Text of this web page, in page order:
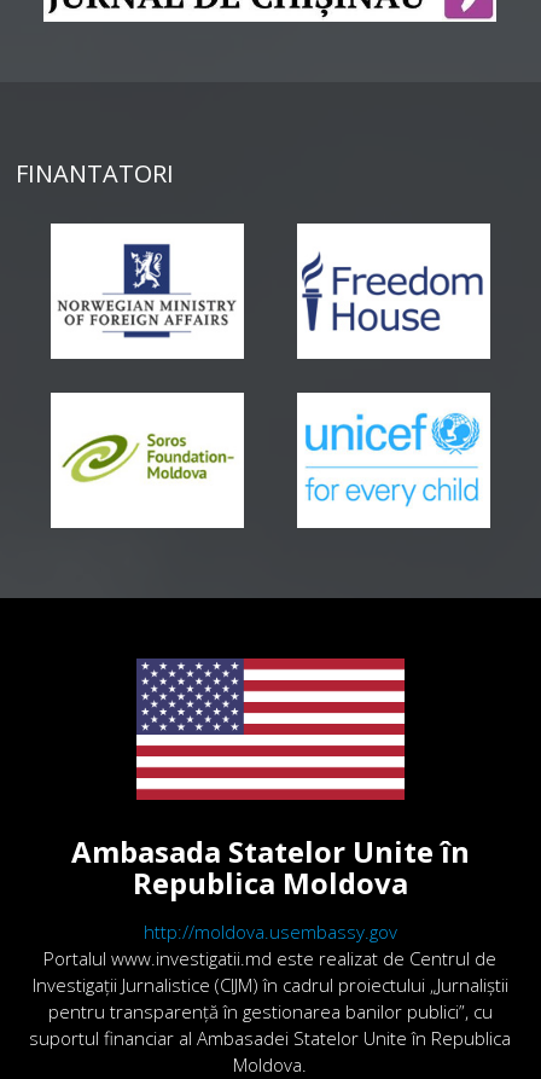
FINANTATORI
Ambasada Statelor Unite în
Republica Moldova
http://moldova.usembassy.gov
Portalul www.investigatii.md este realizat de Centrul de
Investigații Jurnalistice (CIJM) în cadrul proiectului „Jurnaliștii
pentru transparență în gestionarea banilor publici”, cu
suportul financiar al Ambasadei Statelor Unite în Republica
Moldova.